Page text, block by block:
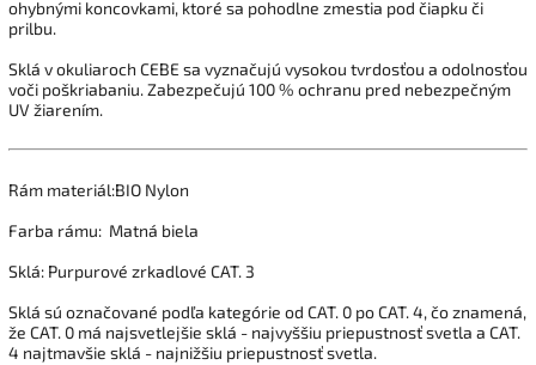
ohybnými koncovkami, ktoré sa pohodlne zmestia pod čiapku či
prilbu.
Sklá v okuliaroch CEBE sa vyznačujú vysokou tvrdosťou a odolnosťou
voči poškriabaniu. Zabezpečujú 100 % ochranu pred nebezpečným
UV žiarením.
Rám materiál:BIO Nylon
Farba rámu: Matná biela
Sklá: Purpurové zrkadlové CAT. 3
Sklá sú označované podľa kategórie od CAT. 0 po CAT. 4, čo znamená,
že CAT. 0 má najsvetlejšie sklá - najvyššiu priepustnosť svetla a CAT.
4 najtmavšie sklá - najnižšiu priepustnosť svetla.